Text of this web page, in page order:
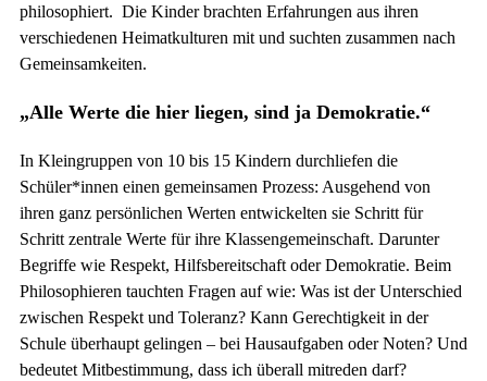
philosophiert. Die Kinder brachten Erfahrungen aus ihren
verschiedenen Heimatkulturen mit und suchten zusammen nach
Gemeinsamkeiten.
„Alle Werte die hier liegen, sind ja Demokratie.“
In Kleingruppen von 10 bis 15 Kindern durchliefen die
Schüler*innen einen gemeinsamen Prozess: Ausgehend von
ihren ganz persönlichen Werten entwickelten sie Schritt für
Schritt zentrale Werte für ihre Klassengemeinschaft. Darunter
Begriffe wie Respekt, Hilfsbereitschaft oder Demokratie. Beim
Philosophieren tauchten Fragen auf wie: Was ist der Unterschied
zwischen Respekt und Toleranz? Kann Gerechtigkeit in der
Schule überhaupt gelingen – bei Hausaufgaben oder Noten? Und
bedeutet Mitbestimmung, dass ich überall mitreden darf?